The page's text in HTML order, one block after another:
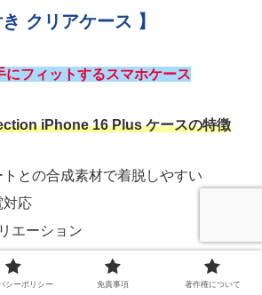
クリアケース 】
にフィットするスマホケース
iPhone 16 Plus ケースの特徴
との合成素材で着脱しやすい
対応
エーション
シーポリシー 免責事項 著作権について